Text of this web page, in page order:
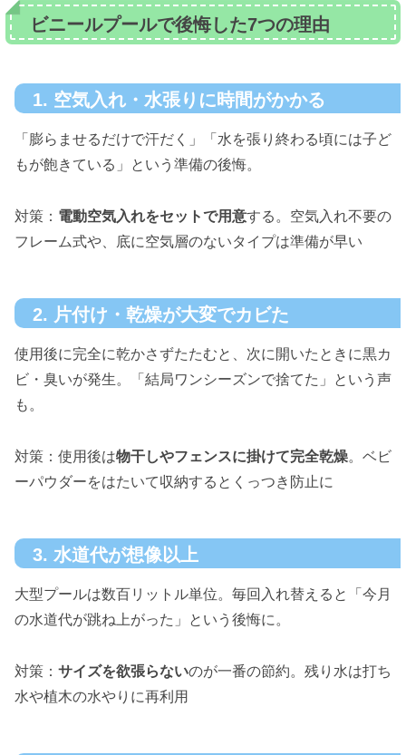
ビニールプールで後悔した7つの理由
1. 空気入れ・水張りに時間がかかる
「膨らませるだけで汗だく」「水を張り終わる頃には子ど
もが飽きている」という準備の後悔。
対策： 電動空気入れをセットで用意する。空気入れ不要の
フレーム式や、底に空気層のないタイプは準備が早い
2. 片付け・乾燥が大変でカビた
使用後に完全に乾かさずたたむと、次に開いたときに黒カ
ビ・臭いが発生。「結局ワンシーズンで捨てた」という声
も。
対策：使用後は物干しやフェンスに掛けて完全乾燥。ベビ
ーパウダーをはたいて収納するとくっつき防止に
3. 水道代が想像以上
大型プールは数百リットル単位。毎回入れ替えると「今月
の水道代が跳ね上がった」という後悔に。
対策： サイズを欲張らないのが一番の節約。残り水は打ち
水や植木の水やりに再利用